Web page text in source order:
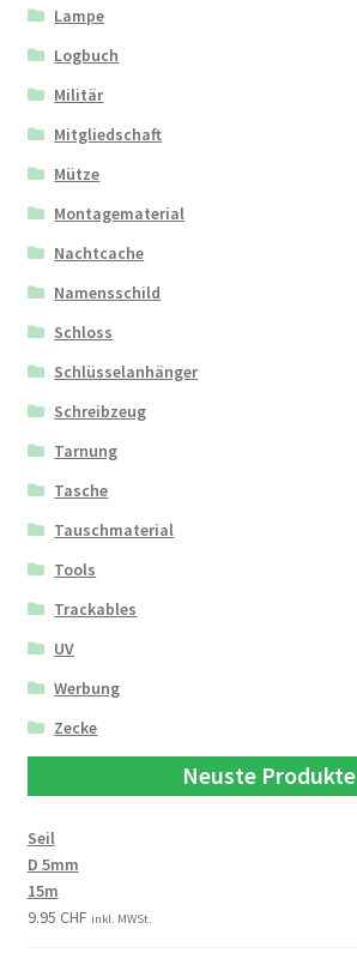
Lampe
Logbuch
Militär
Mitgliedschaft
Mütze
Montagematerial
Nachtcache
Namensschild
Schloss
Schlüsselanhänger
Schreibzeug
Tarnung
Tasche
Tauschmaterial
Tools
Trackables
UV
Werbung
Zecke
Neuste Produkte
Seil
D 5mm
15m
9.95 CHF inkl. MWSt.